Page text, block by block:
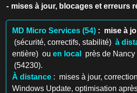
- mises à jour, blocages et erreurs
MD Micro Services (54) : mise à
(sécurité, correctifs, stabilité) à
entière) ou en local
près de
(54230).
À distance : mises à jour,
Windows Update, optimisation